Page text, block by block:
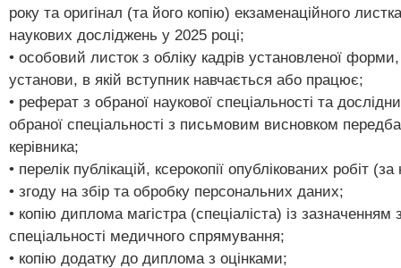
року та оригінал (та його копію) екзаменаційного
наукових досліджень у 2025 році;
• особовий листок з обліку кадрів установленої
установи, в якій вступник навчається або працює;
• реферат з обраної наукової спеціальності та
обраної спеціальності з письмовим висновком
керівника;
• перелік публікацій, ксерокопії опублікованих робіт
• згоду на збір та обробку персональних даних;
• копію диплома магістра (спеціаліста) із зазначенням
спеціальності медичного спрямування;
• копію додатку до диплома з оцінками;